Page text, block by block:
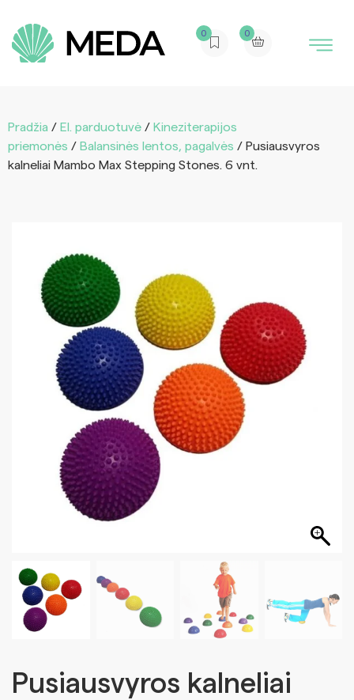
0 0
Pradžia / El. parduotuvė / Kineziterapijos
priemonės / Balansinės lentos, pagalvės / Pusiausvyros
kalneliai Mambo Max Stepping Stones. 6 vnt.
Pusiausvyros kalneliai